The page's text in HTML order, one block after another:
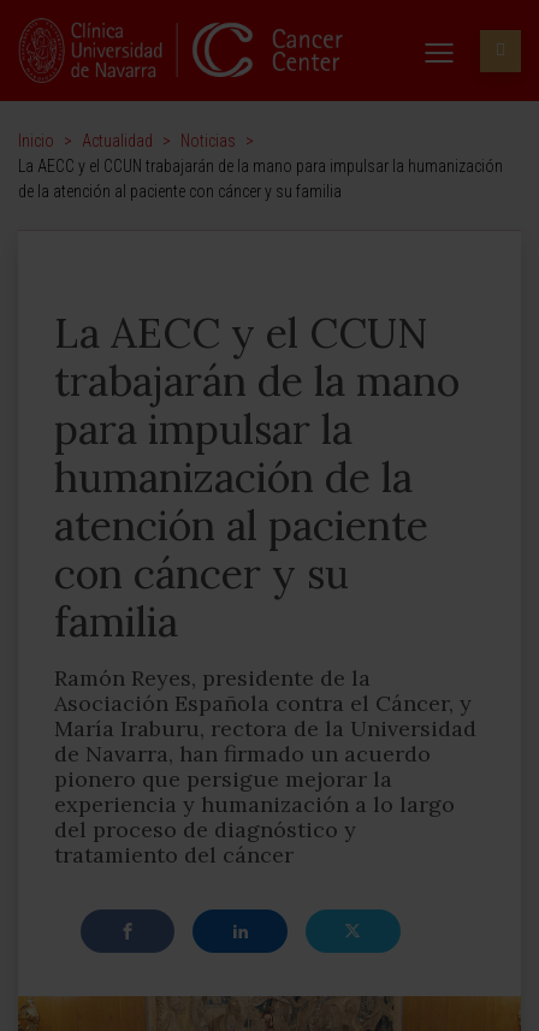
Inicio > Actualidad > Noticias
>
La AECC y el CCUN trabajarán de la mano para impulsar la humanización
de la atención al paciente con cáncer y su familia
La AECC y el CCUN
trabajarán de la mano
para impulsar la
humanización de la
atención al paciente
con cáncer y su
familia
Ramón Reyes, presidente de la
Asociación Española contra el Cáncer, y
María Iraburu, rectora de la Universidad
de Navarra, han firmado un acuerdo
pionero que persigue mejorar la
experiencia y humanización a lo largo
del proceso de diagnóstico y
tratamiento del cáncer